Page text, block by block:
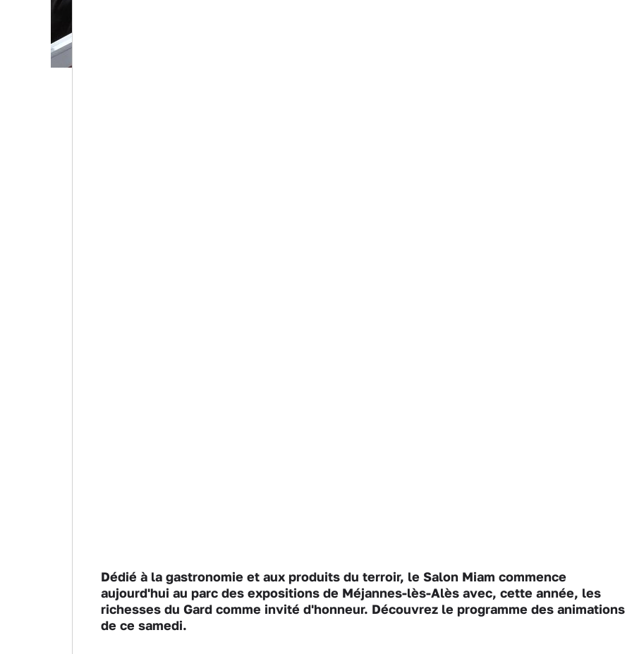
Dédié à la gastronomie et aux produits du terroir, le Salon Miam commence
aujourd'hui au parc des expositions de Méjannes-lès-Alès avec, cette année, les
richesses du Gard comme invité d'honneur. Découvrez le programme des animations
de ce samedi.